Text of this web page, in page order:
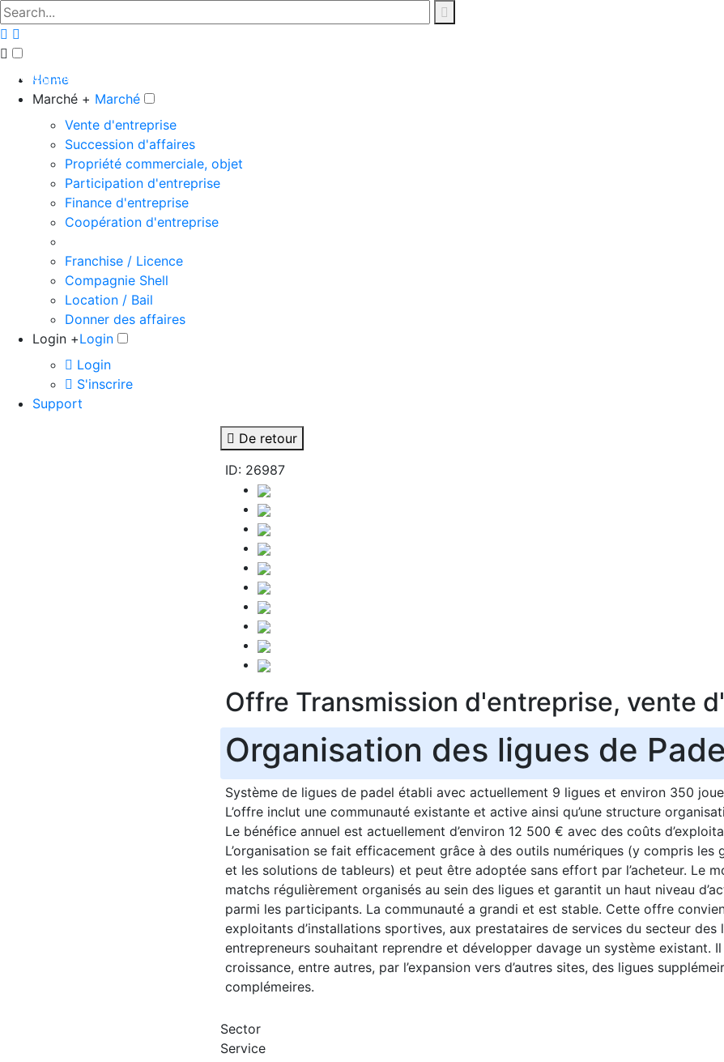
The big marketplace for business
Home
Marché + Marché
Vente d'entreprise
Succession d'affaires
Propriété commerciale, objet
Participation d'entreprise
Finance d'entreprise
Coopération d'entreprise
Franchise / Licence
Compagnie Shell
Location / Bail
Donner des affaires
Login +Login
Login
S'inscrire
Support
De retour
ID: 26987
Offre Transmission d'entreprise, vente
Organisation des ligues de
Système de ligues de padel établi avec actuellement 9 ligues et environ 350
L’offre inclut une communauté existante et active ainsi qu’une structure
Le bénéfice annuel est actuellement d’environ 12 500 € avec des coûts
L’organisation se fait efficacement grâce à des outils numériques (y compris les
et les solutions de tableurs) et peut être adoptée sans effort par l’acheteur. Le
matchs régulièrement organisés au sein des ligues et garantit un haut niveau
parmi les participants. La communauté a grandi et est stable. Cette offre
exploitants d’installations sportives, aux prestataires de services du secteur des
entrepreneurs souhaitant reprendre et développer davage un système existant.
croissance, entre autres, par l’expansion vers d’autres sites, des ligues
complémeires.
Sector
Service